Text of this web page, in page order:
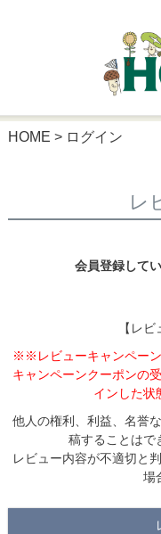
HOME ログイン
レ
会員登録して
【レ
※※レビューキャンペーン
キャンペーンクーポンの
インした
他人の権利、利益、名誉
稿することはで
レビュー内容が不適切と
場